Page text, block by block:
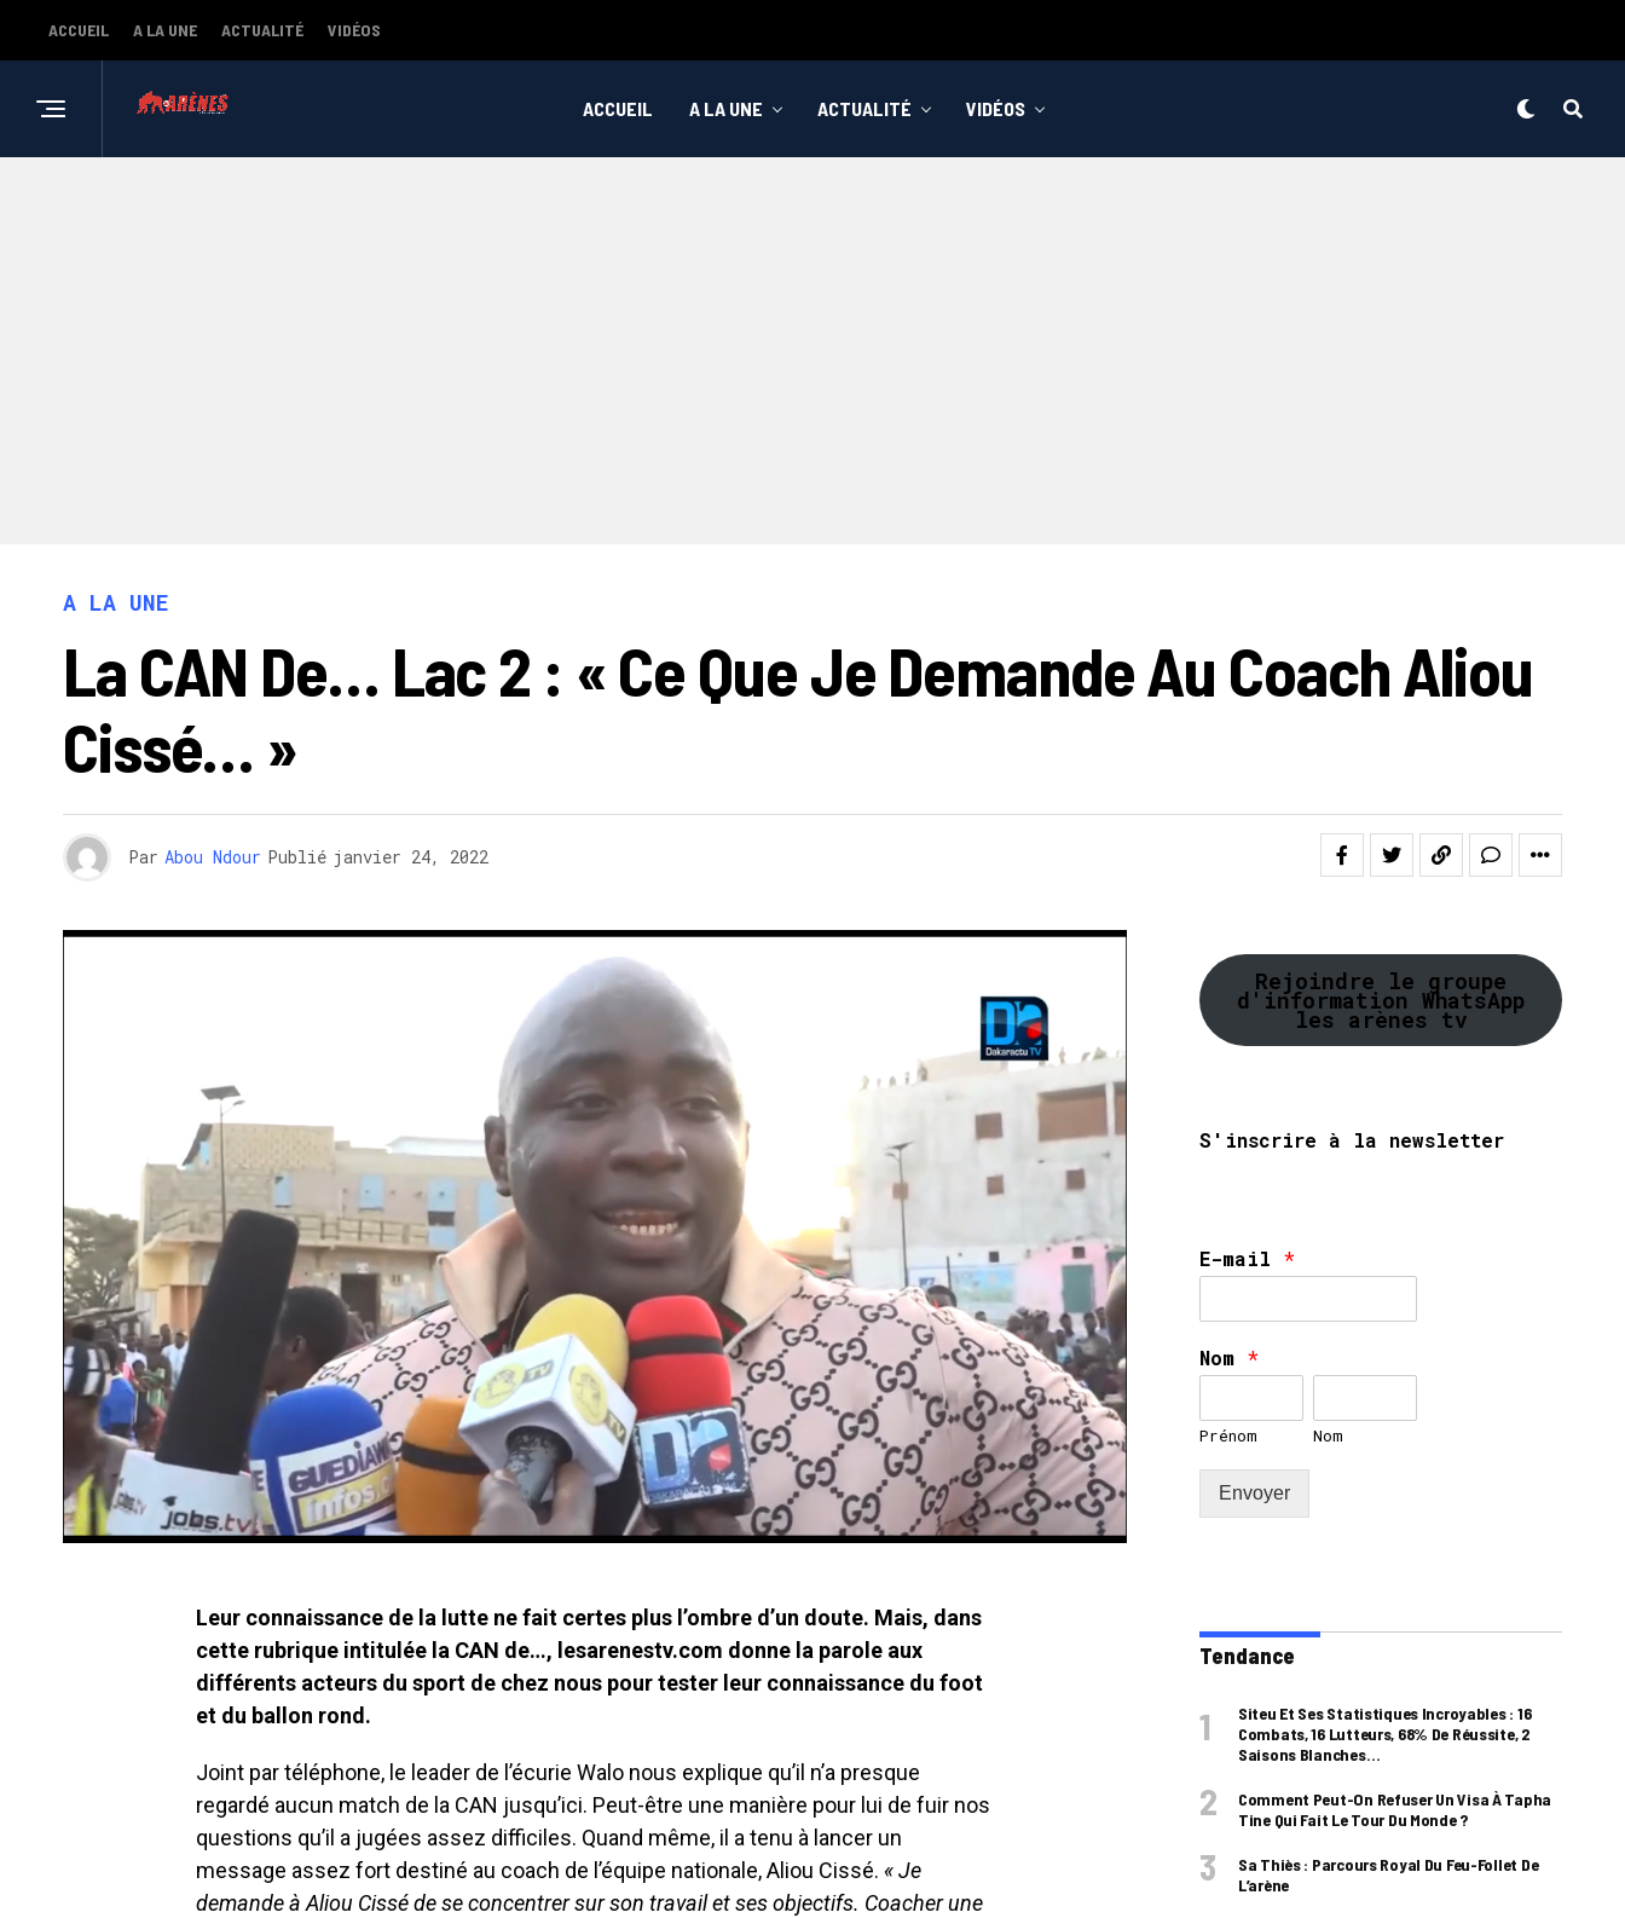
ACCUEIL A LA UNE ACTUALITÉ VIDÉOS
ACCUEIL A LA UNE ACTUALITÉ VIDÉOS
A LA UNE
La CAN De… Lac 2 : « Ce Que Je Demande Au Coach Aliou
Cissé… »
Par Abou Ndour Publié janvier 24, 2022
Leur connaissance de la lutte ne fait certes plus l’ombre d’un doute. Mais, dans
cette rubrique intitulée la CAN de…, lesarenestv.com donne la parole aux
différents acteurs du sport de chez nous pour tester leur connaissance du foot
et du ballon rond.
Joint par téléphone, le leader de l’écurie Walo nous explique qu’il n’a presque
regardé aucun match de la CAN jusqu’ici. Peut-être une manière pour lui de fuir nos
questions qu’il a jugées assez difficiles. Quand même, il a tenu à lancer un
message assez fort destiné au coach de l’équipe nationale, Aliou Cissé. « Je
demande à Aliou Cissé de se concentrer sur son travail et ses objectifs. Coacher une
Rejoindre le groupe
d'information WhatsApp
les arènes tv
S'inscrire à la newsletter
E-mail *
Nom *
Prénom Nom
Envoyer
Tendance
Siteu Et Ses Statistiques Incroyables : 16
Combats, 16 Lutteurs, 68% De Réussite, 2
Saisons Blanches…
Comment Peut-On Refuser Un Visa À Tapha
Tine Qui Fait Le Tour Du Monde ?
Sa Thiès : Parcours Royal Du Feu-Follet De
L’arène